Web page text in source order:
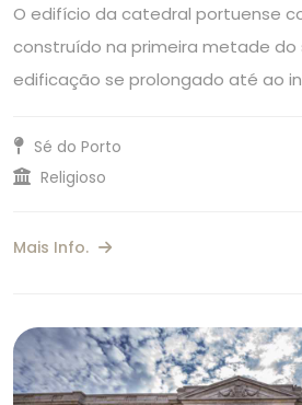
O edifício da catedral portuense
construído na primeira metade do
edificação se prolongado até ao
Sé do Porto
Religioso
Mais Info.